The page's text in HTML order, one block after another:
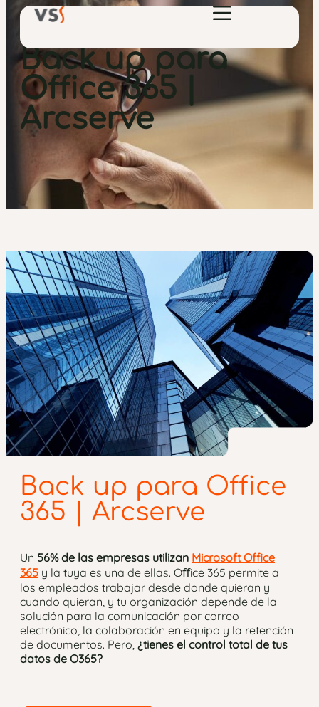
Back up para
Office 365 |
Arcserve
Back up para Office
365 | Arcserve
Un 56% de las empresas utilizan Microsoft Office
365 y la tuya es una de ellas. Oﬀice 365 permite a
los empleados trabajar desde donde quieran y
cuando quieran, y tu organización depende de la
solución para la comunicación por correo
electrónico, la colaboración en equipo y la retención
de documentos. Pero, ¿tienes el control total de tus
datos de O365?